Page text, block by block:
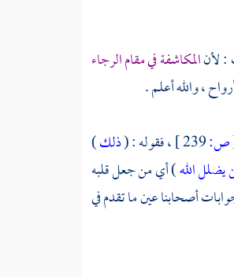
: لأنالمكاشفة في مقام الرجاء
، والله أعلم .
ص:239 ] ، فقوله : (ذلك)
الله) أي من جعل قلبه
أصحابنا عين ما تقدم في